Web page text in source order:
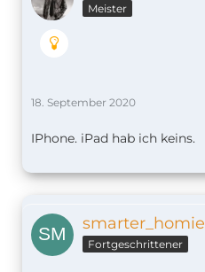
Meister
18. September 2020
IPhone. iPad hab ich keins.
smarter_homie
Fortgeschrittener